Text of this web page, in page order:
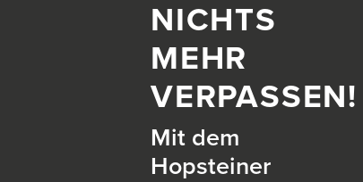
NICHTS
MEHR
VERPASSEN!
Mit dem
Hopsteiner